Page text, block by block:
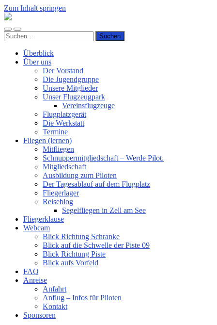
Zum Inhalt springen
Luftsportverein
e.V.
Mobile-
Menü
Suchfeld
ein-/ausblenden
Suchen
nach:
Überblick
Über uns
Der Vorstand
Die Jugendgruppe
Unsere Mitglieder
Unser Flugzeugpark
Vereinsflugzeuge
Flugplatzgerät
Die Werkstatt
Termine
Fliegen (lernen)
Mitfliegen
Schnuppermitgliedschaft – Werde Pilot.
Mitgliedschaft
Ausbildung zum Piloten
Der Tagesablauf auf dem Flugplatz
Fliegerlager
Reiseblog
Segelfliegen in Zell am See
Fliegerklause
Webcam
Blick Richtung Schranke
Blick auf die Schwelle der Piste 09
Blick Richtung Piste
Blick aufs Vorfeld
FAQ
Anreise
Anfahrt
Anflug – Infos für Piloten
Kontakt
Sponsoren